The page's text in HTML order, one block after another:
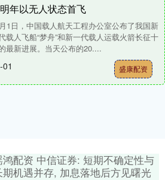
年以无人状态首飞
1日，中国载人航天工程办公室公布了我国新
载人飞船“梦舟”和新一代载人运载火箭长征十
最新进展。当天公布的20....
01 盛康配资
鸿配资 中信证券: 短期不确定性与
期机遇并存, 加息落地后方见曙光